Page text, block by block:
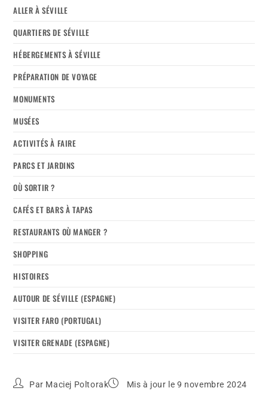
ALLER À SÉVILLE
QUARTIERS DE SÉVILLE
HÉBERGEMENTS À SÉVILLE
PRÉPARATION DE VOYAGE
MONUMENTS
MUSÉES
ACTIVITÉS À FAIRE
PARCS ET JARDINS
OÙ SORTIR ?
CAFÉS ET BARS À TAPAS
RESTAURANTS OÙ MANGER ?
SHOPPING
HISTOIRES
AUTOUR DE SÉVILLE (ESPAGNE)
VISITER FARO (PORTUGAL)
VISITER GRENADE (ESPAGNE)
Par Maciej Poltorak Mis à jour le 9 novembre 2024